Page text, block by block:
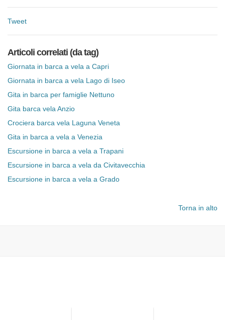
Tweet
Articoli correlati (da tag)
Giornata in barca a vela a Capri
Giornata in barca a vela Lago di Iseo
Gita in barca per famiglie Nettuno
Gita barca vela Anzio
Crociera barca vela Laguna Veneta
Gita in barca a vela a Venezia
Escursione in barca a vela a Trapani
Escursione in barca a vela da Civitavecchia
Escursione in barca a vela a Grado
Torna in alto